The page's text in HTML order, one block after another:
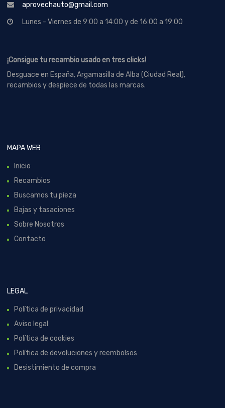
aprovechauto@gmail.com
Lunes - Viernes de 9:00 a 14:00 y de 16:00 a 19:00
¡Consigue tu recambio usado en tres clicks!
Desguace en España, Argamasilla de Alba (Ciudad Real),
recambios y despiece de todas las marcas.
MAPA WEB
Inicio
Recambios
Buscamos tu pieza
Bajas y tasaciones
Sobre Nosotros
Contacto
LEGAL
Política de privacidad
Aviso legal
Política de cookies
Política de devoluciones y reembolsos
Desistimiento de compra